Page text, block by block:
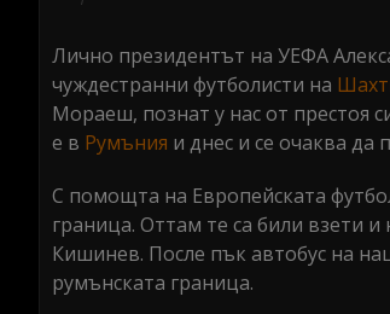
Лично президентът на УЕФА
чуждестранни футболисти на
Мораеш, познат у нас от престоя
е в Румъния и днес и се очаква да
С помощта на Европейската
граница. Оттам те са били взети
Кишинев. После пък автобус на
румънската граница.